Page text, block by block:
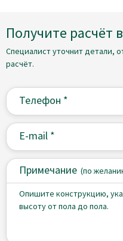
Получите расчёт
Специалист уточнит детали,
расчёт.
Примечание (по